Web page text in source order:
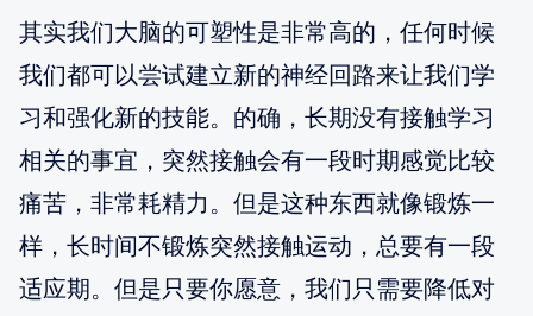
其实我们大脑的可塑性是非常高的，任何时候
我们都可以尝试建立新的神经回路来让我们学
习和强化新的技能。的确，长期没有接触学习
相关的事宜，突然接触会有一段时期感觉比较
痛苦，非常耗精力。但是这种东西就像锻炼一
样，长时间不锻炼突然接触运动，总要有一段
适应期。但是只要你愿意，我们只需要降低对